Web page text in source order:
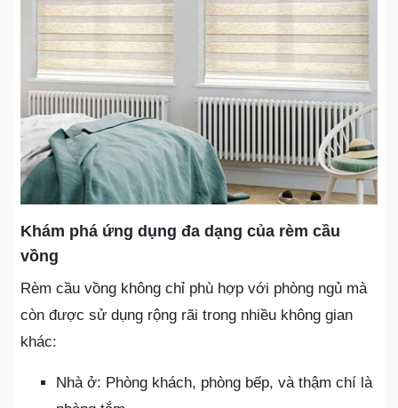
Khám phá ứng dụng đa dạng của rèm cầu
vồng
Rèm cầu vồng không chỉ phù hợp với phòng ngủ mà
còn được sử dụng rộng rãi trong nhiều không gian
khác:
Nhà ở: Phòng khách, phòng bếp, và thậm chí là